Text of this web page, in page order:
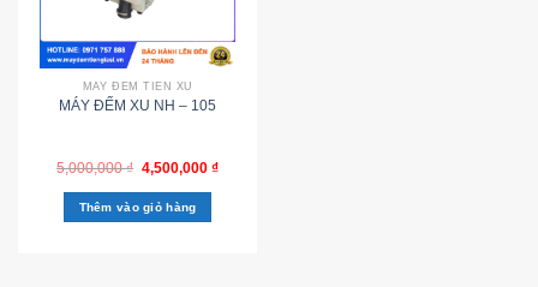
MÁY ĐẾM TIỀN XU
MÁY ĐẾM XU NH – 105
5,000,000₫ 4,500,000 ₫
Thêm vào giỏ hàng